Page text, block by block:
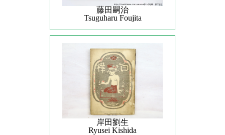
藤田嗣治
Tsuguharu Foujita
岸田劉生
Ryusei Kishida